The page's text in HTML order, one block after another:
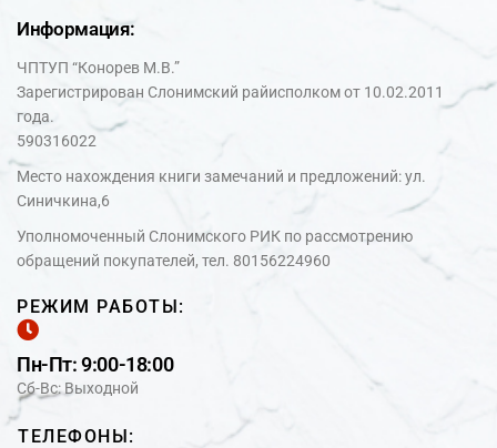
Информация:
ЧПТУП “Конорев М.В.”
Зарегистрирован Слонимский райисполком от 10.02.2011
года.
590316022
Место нахождения книги замечаний и предложений: ул.
Синичкина,6
Уполномоченный Слонимского РИК по рассмотрению
обращений покупателей, тел. 80156224960
РЕЖИМ РАБОТЫ:
Пн-Пт: 9:00-18:00
Сб-Вс: Выходной
ТЕЛЕФОНЫ: